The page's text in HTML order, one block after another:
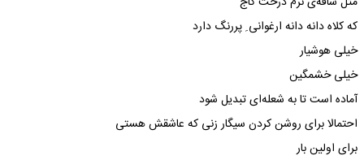
که کلاه دانه دانه ارغوانی ِ پررنگ دارد
خیلی هوشیار
خیلی خشمگین
آماده است تا به شعله‌ای تبدیل شود
احتمالا برای روشن کردن سیگار زنی که عاشقش هستی
برای اولین بار